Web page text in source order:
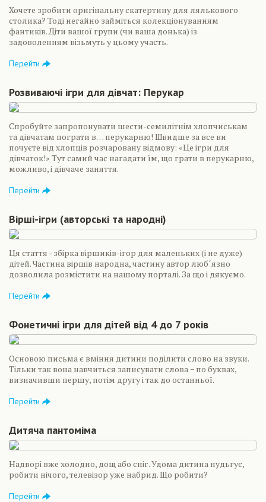
Хочете зробити оригінальну скатертину для лялькового
столика? Тоді негайно займіться колекціонуванням
фантиків. Діти вашої групи (чи ваша донька) із
задоволенням візьмуть у цьому участь.
Перейти
Розвиваючі ігри для дівчат: Перукар
Спробуйте запропонувати шести-семилітнім хлопчиськам
та дівчатам пограти в… перукарню! Швидше за все ви
почуєте від хлопців розчаровану відмову: «Це ігри для
дівчаток!» Тут самий час нагадати їм, що грати в перукарню,
можливо, і дівчаче заняття.
Перейти
Вірші-ігри (авторські та народні)
Ця стаття - збірка віршиків-ігор для маленьких (і не дуже)
дітей. Частина віршів народна, частину автор люб´язно
дозволила розмістити на нашому порталі. За що і дякуємо.
Перейти
Фонетичні ігри для дітей від 4 до 7 років
Основою письма є вміння дитини поділити слово на звуки.
Тільки так вона навчиться записувати слова − по буквах,
визначивши першу, потім другу і так до останньої.
Перейти
Дитяча пантоміма
Надворі вже холодно, дощ або сніг. Удома дитина нудьгує,
робити нічого, телевізор уже набрид. Що робити?
Перейти